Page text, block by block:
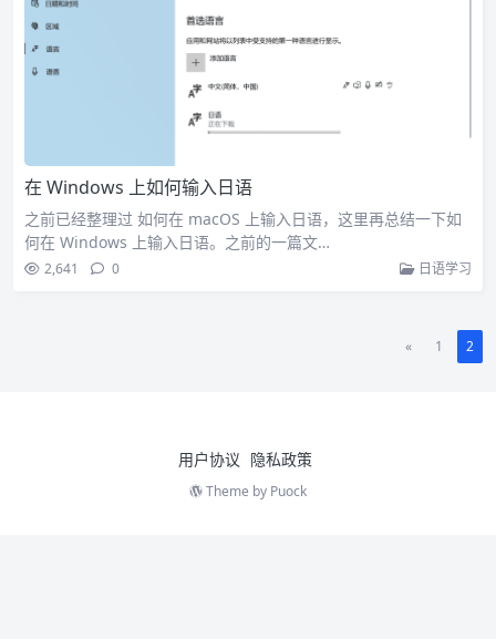
在 Windows 上如何输入日语
之前已经整理过 如何在 macOS 上输入日语，这里再总结一下如
何在 Windows 上输入日语。之前的一篇文…
2,641 0 日语学习
« 1 2
用户协议 隐私政策
Theme by Puock